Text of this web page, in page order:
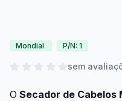
Mondial P/N: 1
sem
O Secador de Cabelos